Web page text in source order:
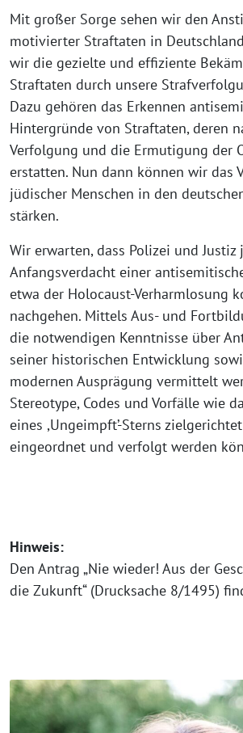
Mit großer Sorge sehen wir den
motivierter Straftaten in
wir die gezielte und effiziente
Straftaten durch unsere
Dazu gehören das Erkennen
Hintergründe von Straftaten, deren
Verfolgung und die Ermutigung der
erstatten. Nun dann können wir das
jüdischer Menschen in den
stärken.
Wir erwarten, dass Polizei und Justiz
Anfangsverdacht einer
etwa der Holocaust-Verharmlosung
nachgehen. Mittels Aus- und
die notwendigen Kenntnisse über
seiner historischen Entwicklung
modernen Ausprägung vermittelt
Stereotype, Codes und Vorfälle wie
eines ,Ungeimpft’-Sterns
eingeordnet und verfolgt werden
Hinweis:
Den Antrag „Nie wieder! Aus der
die Zukunft“ (Drucksache 8/1495)